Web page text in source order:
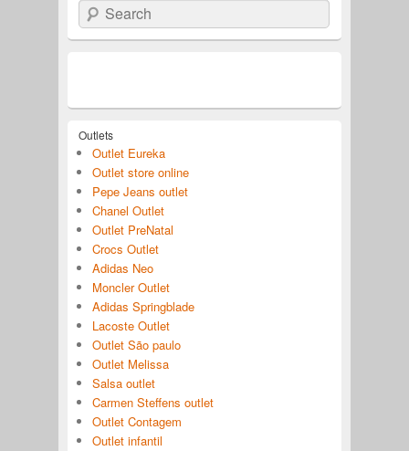
Search
Outlets
Outlet Eureka
Outlet store online
Pepe Jeans outlet
Chanel Outlet
Outlet PreNatal
Crocs Outlet
Adidas Neo
Moncler Outlet
Adidas Springblade
Lacoste Outlet
Outlet São paulo
Outlet Melissa
Salsa outlet
Carmen Steffens outlet
Outlet Contagem
Outlet infantil